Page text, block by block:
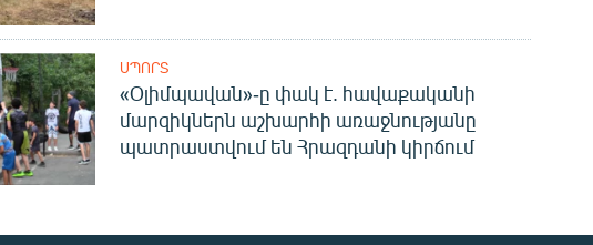
ՍՊՈՐՏ
«Օլիմպավան»-ը փակ է. հավաքականի
մարզիկներն աշխարհի առաջնությանը
պատրաստվում են Հրազդանի կիրճում